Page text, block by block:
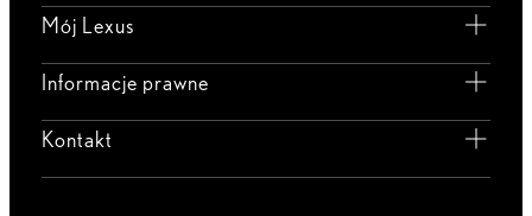
Mój Lexus
Informacje prawne
Kontakt